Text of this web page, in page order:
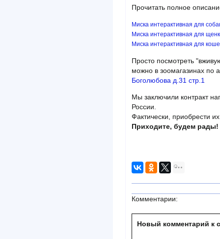
Прочитать полное
Миска интерактивная для
Миска интерактивная для
Миска интерактивная для
Просто посмотреть
можно в зоомагазинах по
Боголюбова д.31 стр.1
Мы заключили контракт
России.
Фактически, приобрести
Приходите, будем рады!
Комментарии:
Новый комментарий к